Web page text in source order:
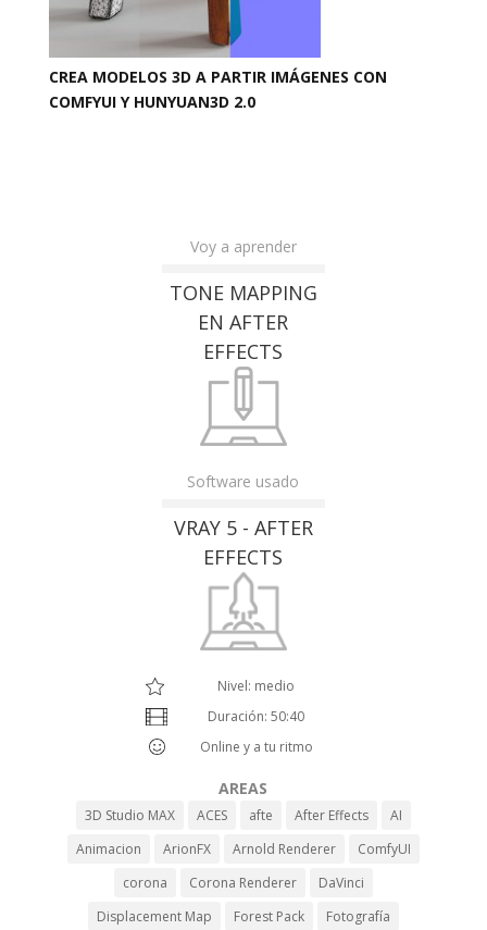
CREA MODELOS 3D A PARTIR IMÁGENES CON
COMFYUI Y HUNYUAN3D 2.0
Voy a aprender
TONE MAPPING
EN AFTER
EFFECTS
Software usado
VRAY 5 - AFTER
EFFECTS
Nivel: medio
Duración: 50:40
Online y a tu ritmo
AREAS
3D Studio MAX ACES afte After Effects
AI
Animacion
ArionFX Arnold Renderer
ComfyUI
corona
Corona Renderer
DaVinci
Displacement Map
Forest Pack Fotografía